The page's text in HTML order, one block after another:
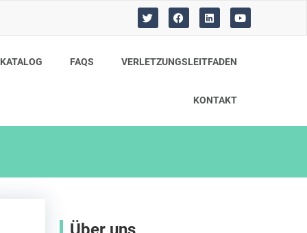
T
w
i
e
F
a
c
o
L
i
n
d
Y
o
u
KATALOG FAQS VERLETZUNGSLEITFADEN
KONTAKT